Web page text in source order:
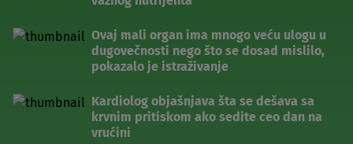
Ovaj mali organ ima mnogo veću ulogu u
dugovečnosti nego što se dosad mislilo,
pokazalo je istraživanje
Kardiolog objašnjava šta se dešava sa
krvnim pritiskom ako sedite ceo dan na
vrućini